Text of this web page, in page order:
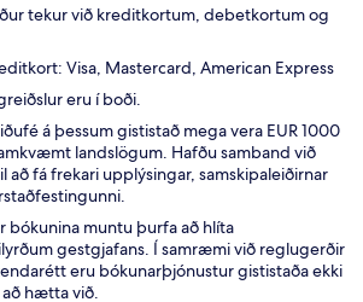
tekur við kreditkortum, debetkortum og
Visa, Mastercard, American Express
eru í boði.
á þessum gististað mega vera EUR 1000
landslögum. Hafðu samband við
að fá frekari upplýsingar, samskipaleiðirnar
bókunina muntu þurfa að hlíta
gestgjafans. Í samræmi við reglugerðir
eru bókunarþjónustur gististaða ekki
hætta við.